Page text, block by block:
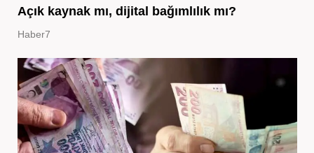
Açık kaynak mı, dijital bağımlılık mı?
Haber7